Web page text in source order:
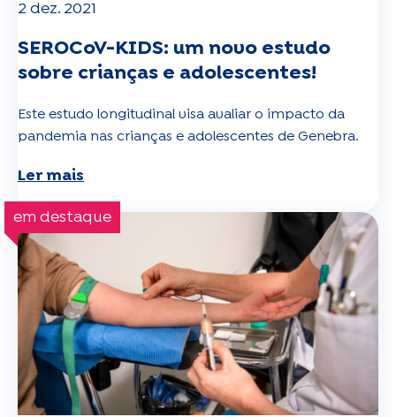
2 dez. 2021
SEROCoV-KIDS: um novo estudo
sobre crianças e adolescentes!
Este estudo longitudinal visa avaliar o impacto da
pandemia nas crianças e adolescentes de Genebra.
Ler mais
em destaque